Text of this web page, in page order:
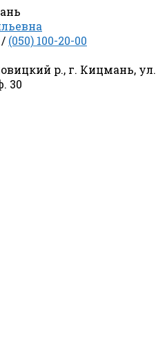
/ (050) 100-20-00
р., г. Кицмань, ул.
30